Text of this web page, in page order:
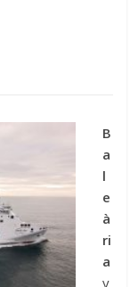
B
a
l
e
à
ri
a
y